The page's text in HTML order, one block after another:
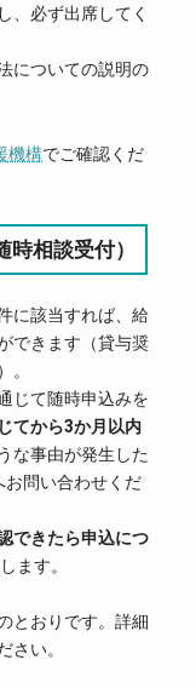
、必ず出席してく
についての説明の
機構でご確認くだ
時相談受付）
に該当すれば、給
できます（貸与奨
。
じて随時申込みを
てから3か月以内
な事由が発生した
お問い合わせくだ
きたら申込につ
ます。
とおりです。詳細
さい。